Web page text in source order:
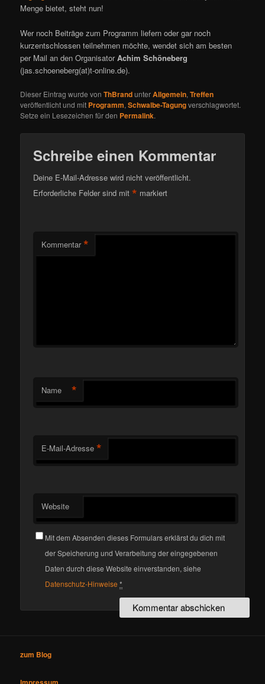
i
a
t
i
o
Menge bietet, steht nun!
Wer noch Beiträge zum Programm liefern oder gar noch
kurzentschlossen teilnehmen möchte, wendet sich am besten
per Mail an den OrganisatorAchim Schöneberg
(jas.schoeneberg(at)t-online.de).
Dieser Eintrag wurde vonThBrandunterAllgemein,Treffen
veröffentlicht und mit Programm,Schwalbe-Tagungverschlagwortet.
Setze ein Lesezeichen für den Permalink.
Schreibe einen Kommentar
Deine E-Mail-Adresse wird nicht veröffentlicht.
Erforderliche Felder sind mit* markiert
Kommentar *
Name *
E-Mail-Adresse *
Website
Mit dem Absenden dieses Formulars erklärst du dich mit
der Speicherung und Verarbeitung der eingegebenen
Daten durch diese Website einverstanden, siehe
Datenschutz-Hinweise *
zum Blog